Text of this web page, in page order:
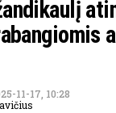
11-17, 10:28